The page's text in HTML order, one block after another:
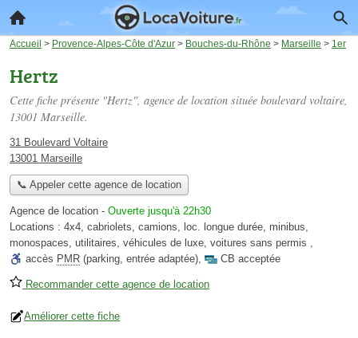
Accueil > Provence-Alpes-Côte d'Azur > Bouches-du-Rhône > Marseille > 1er
Hertz
Cette fiche présente "Hertz", agence de location située boulevard voltaire,
13001 Marseille.
31 Boulevard Voltaire
13001 Marseille
📞 Appeler cette agence de location
Agence de location - Ouverte jusqu'à 22h30
Locations : 4x4, cabriolets, camions, loc. longue durée, minibus,
monospaces, utilitaires, véhicules de luxe, voitures sans permis ,
accès PMR (parking, entrée adaptée), CB acceptée
Recommander cette agence de location
Améliorer cette fiche